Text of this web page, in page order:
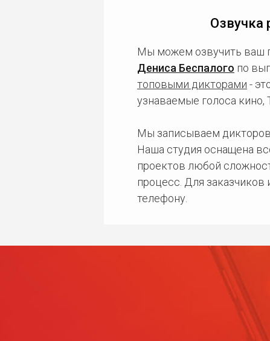
Озвучка
Мы можем озвучить ваш
Дениса Беспалого по
топовыми дикторами -
узнаваемые голоса
Мы записываем
Наша студия оснащена
проектов любой
процесс. Для
телефону.